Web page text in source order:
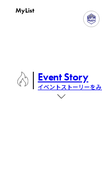
MyList
Event Story
イベントストーリーをみ